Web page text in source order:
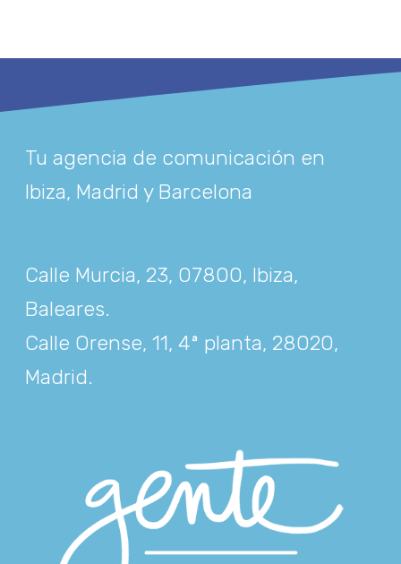
Tu agencia de comunicación en
Ibiza, Madrid y Barcelona
Calle Murcia, 23, 07800, Ibiza,
Baleares.
Calle Orense, 11, 4ª planta, 28020,
Madrid.